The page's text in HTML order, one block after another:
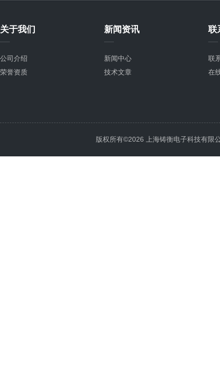
关于我们
公司介绍
荣誉资质
新闻资讯
新闻中心
技术文章
联
联
在
版权所有©2026 上海铸衡电子科技有